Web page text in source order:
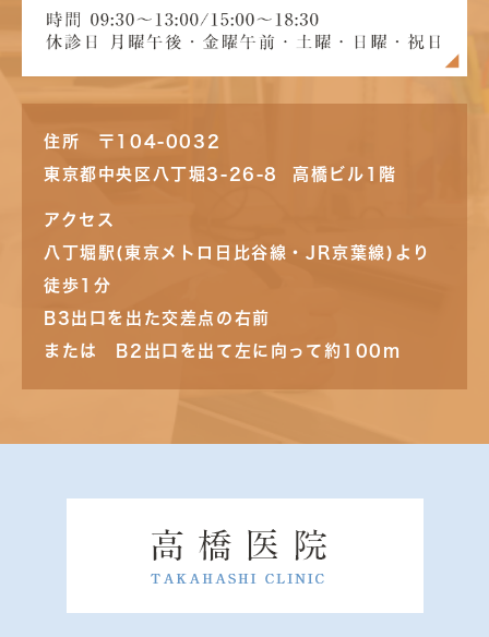
住所 〒104-0032
東京都中央区八丁堀3-26-8 高橋ビル1階
アクセス
八丁堀駅(東京メトロ日比谷線・JR京葉線)より
徒歩1分
B3出口を出た交差点の右前
または B2出口を出て左に向って約100m